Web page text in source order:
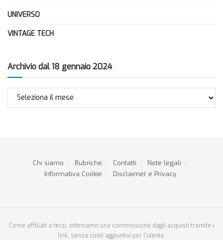
UNIVERSO
VINTAGE TECH
Archivio dal 18 gennaio 2024
Archivio
Chi siamo Rubriche Contatti
Note legali
Informativa Cookie
Disclaimer e Privacy
Come affiliati a terzi, otteniamo una commissione dagli acquisti tramite i
link, senza costi aggiuntivi per l'utente.